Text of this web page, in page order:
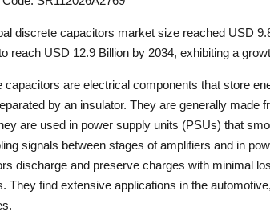
discrete capacitors market size reached USD
reach USD 12.9 Billion by 2034, exhibiting a
capacitors are electrical components that store
by an insulator. They are generally
are used in power supply units (PSUs) that
signals between stages of amplifiers and in
discharge and preserve charges with minimal
They find extensive applications in the